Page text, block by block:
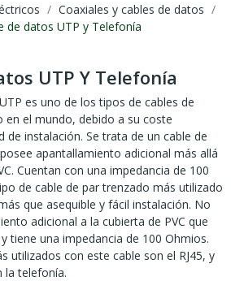
Coaxiales y cables de datos
de datos UTP y Telefonía
UTP Y Telefonía
es uno de los tipos de cables de
en el mundo, debido a su coste
de instalación. Se trata de un cable de
apantallamiento adicional más allá
Cuentan con una impedancia de 100
de cable de par trenzado más utilizado
que asequible y fácil instalación. No
adicional a la cubierta de PVC que
tiene una impedancia de 100 Ohmios.
utilizados con este cable son el RJ45, y
la telefonía.